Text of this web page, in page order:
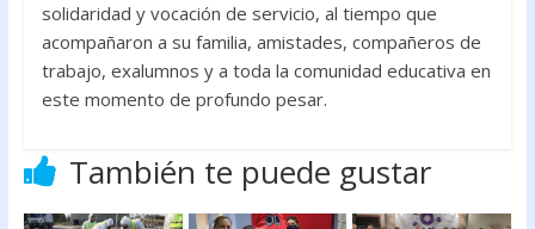
solidaridad y vocación de servicio, al tiempo que
acompañaron a su familia, amistades, compañeros de
trabajo, exalumnos y a toda la comunidad educativa en
este momento de profundo pesar.
También te puede gustar